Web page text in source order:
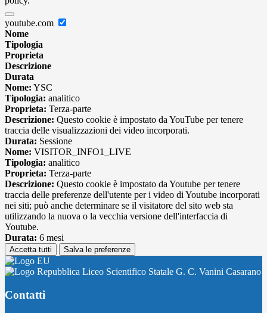
youtube.com
Nome
Tipologia
Proprieta
Descrizione
Durata
Nome: YSC
Tipologia: analitico
Proprieta: Terza-parte
Descrizione: Questo cookie è impostato da YouTube per tenere
traccia delle visualizzazioni dei video incorporati.
Durata: Sessione
Nome: VISITOR_INFO1_LIVE
Tipologia: analitico
Proprieta: Terza-parte
Descrizione: Questo cookie è impostato da Youtube per tenere
traccia delle preferenze dell'utente per i video di Youtube incorporati
nei siti; può anche determinare se il visitatore del sito web sta
utilizzando la nuova o la vecchia versione dell'interfaccia di
Youtube.
Durata: 6 mesi
Accetta tutti Salva le preferenze
Liceo Scientifico Statale G. C. Vanini Casarano
Contatti